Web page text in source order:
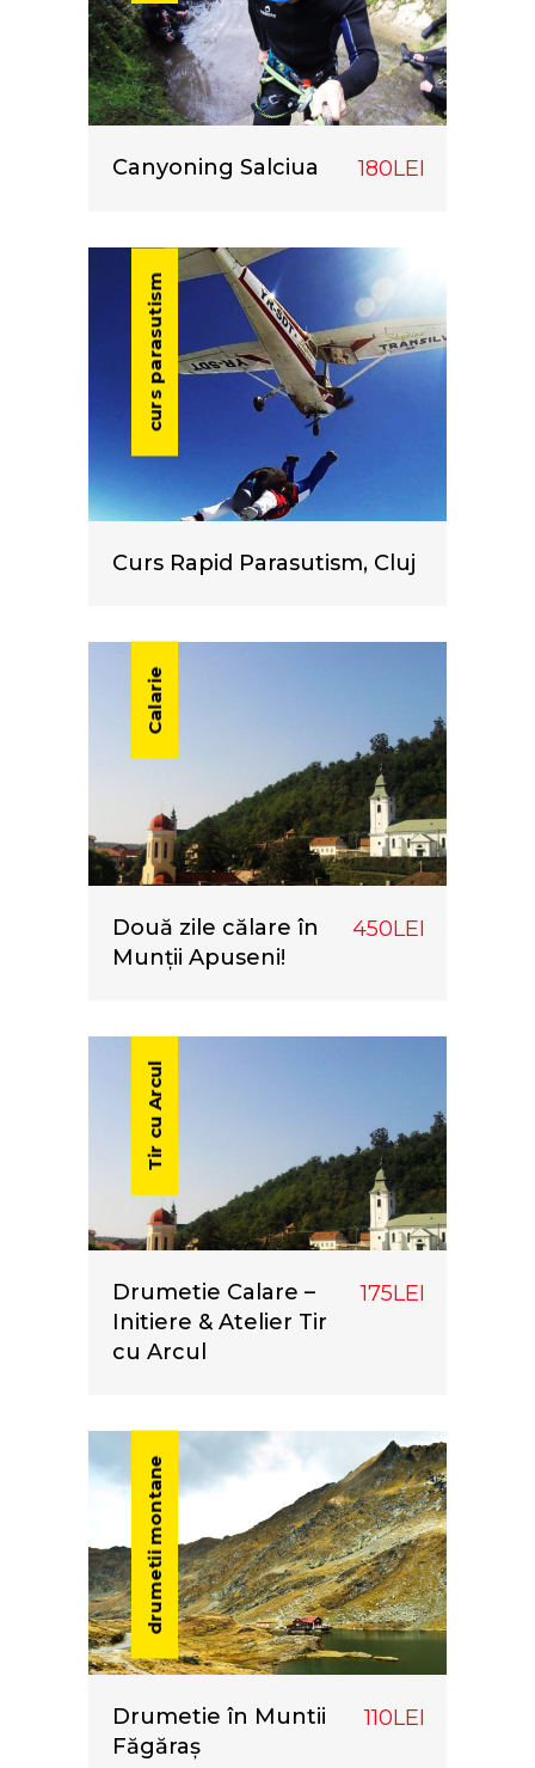
Canyoning Salciua 180LEI
Curs Rapid Parasutism, Cluj
curs parasutism
Două zile călare în
Munții Apuseni!
450LEI
Calarie
Drumetie Calare –
Initiere & Atelier Tir
cu Arcul
175LEI
Tir cu Arcul
Drumetie în Muntii
Făgăraș
110LEI
drumetii montane